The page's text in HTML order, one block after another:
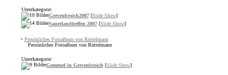
Unterkategorie:
Grevenbroich2007[Slide Show]
Sauerlandtreffen 2007[Slide Show]
• Persönliches Fotoalbum von Rüttelmann
Persönliches Fotoalbum von Rüttelmann
Unterkategorie:
Gemetzel in Grevenbroich[Slide Show]